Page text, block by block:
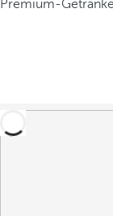
Premium-